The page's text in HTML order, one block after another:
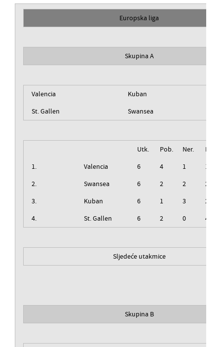
Europska liga
Skupina A
Valencia
Kuban
St. Gallen
Swansea
Utk. Pob. Ner.
Izg.
1.
Valencia 6 4 1
1
2.
Swansea 6 2 2
2
3.
Kuban 6 1 3
2
4.
St. Gallen 6 2 0 4
Sljedeće utakmice
Skupina B